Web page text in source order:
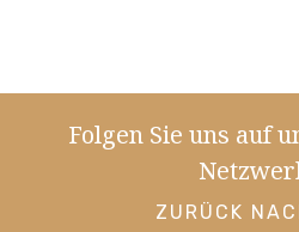
Folgen Sie uns auf
ZURÜCK